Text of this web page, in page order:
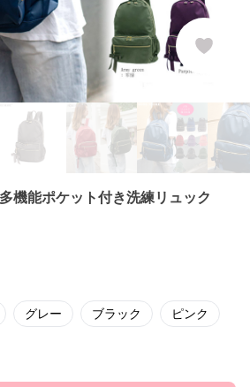
機能ポケット付き洗練リュック
グレー ブラック ピンク